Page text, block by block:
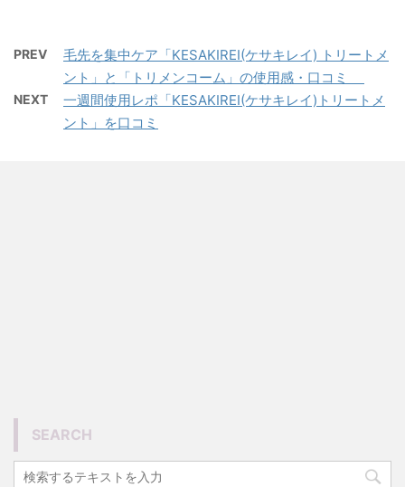
PREV
毛先を集中ケア「KESAKIREI(ケサキレイ) トリートメ
ント」と「トリメンコーム」の使用感・口コミ
NEXT
一週間使用レポ「KESAKIREI(ケサキレイ)トリートメ
ント」を口コミ
SEARCH